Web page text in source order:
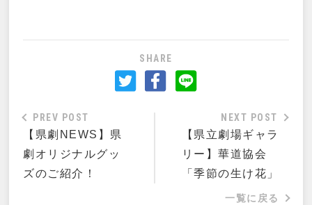
SHARE
PREV POST
【県劇NEWS】県
劇オリジナルグッ
ズのご紹介！
NEXT POST
【県立劇場ギャラ
リー】華道協会
「季節の生け花」
一覧に戻る